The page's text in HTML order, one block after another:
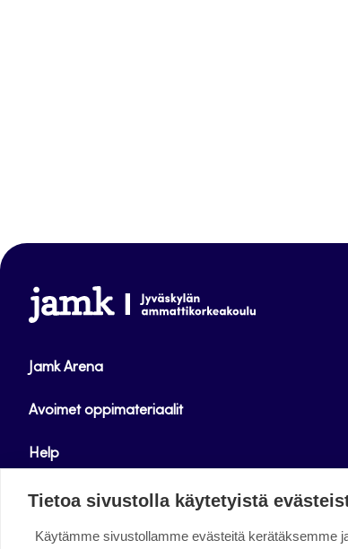
www.jamk.fi
Jamk Arena
Avoimet oppimateriaalit
Help
Verkkolehdet
Tietoa sivustolla käytetyistä
Käytämme sivustollamme evästeitä kerätäksemme